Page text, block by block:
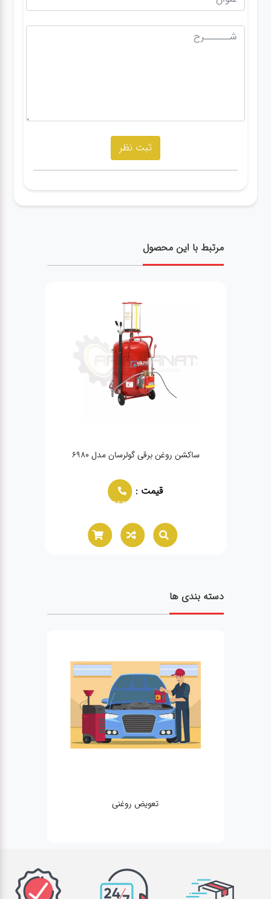
مرتبط با این محصول
ساکشن روغن برقی گولرسان مدل ۶۹۸۰
قیمت :
02166021944
دسته بندی ها
تعویض روغنی